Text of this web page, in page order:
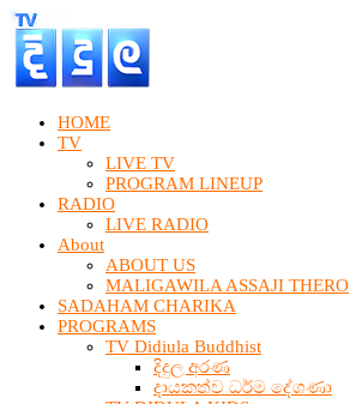
HOME
TV
LIVE TV
PROGRAM LINEUP
RADIO
LIVE RADIO
About
ABOUT US
MALIGAWILA ASSAJI THERO
SADAHAM CHARIKA
PROGRAMS
TV Didiula Buddhist
දිදුල අරණ
දායකත්ව ධර්ම දේශණා